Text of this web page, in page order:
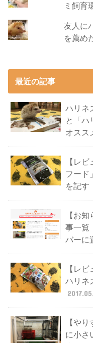
ミ飼育
友人に
を薦め
最近の記事
ハリネ
と「ハ
オスス
【レ
フード
を記す
【お
事一覧
バーに
【レ
ハリネ
【や
に小さ